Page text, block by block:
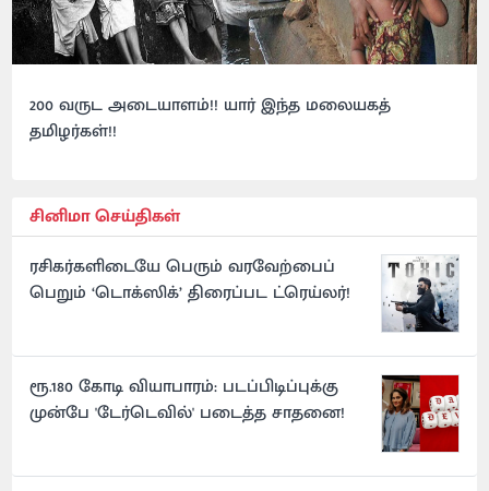
200 வருட அடையாளம்!! யார் இந்த மலையகத்
தமிழர்கள்!!
சினிமா செய்திகள்
ரசிகர்களிடையே பெரும் வரவேற்பைப்
பெறும் ‘டொக்ஸிக்’ திரைப்பட ட்ரெய்லர்!
ரூ.180 கோடி வியாபாரம்: படப்பிடிப்புக்கு
முன்பே 'டேர்டெவில்' படைத்த சாதனை!